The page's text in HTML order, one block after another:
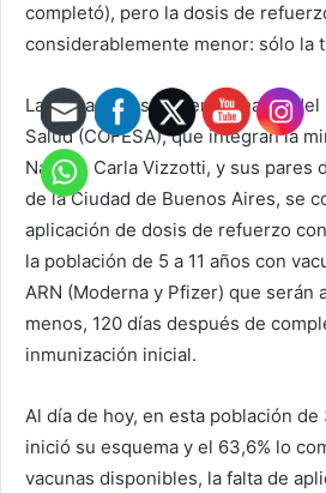
completó), pero la dosis de
considerablemente menor: sólo la
La semana pasada, en el marco
Salud (COFESA), que integran la
Nación, Carla Vizzotti, y sus pares
de la Ciudad de Buenos Aires, se
aplicación de dosis de refuerzo
la población de 5 a 11 años con
ARN (Moderna y Pfizer) que serán
menos, 120 días después de
inmunización inicial.
Al día de hoy, en esta población de
inició su esquema y el 63,6% lo
vacunas disponibles, la falta de